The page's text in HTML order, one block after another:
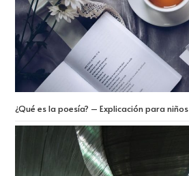
¿Qué es la poesía? – Explicación para niños